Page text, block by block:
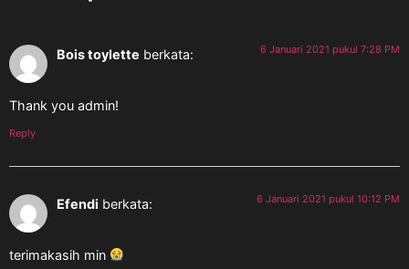
Bois toylette berkata: 6 Januari 2021 pukul 7:28 PM
Thank you admin!
Reply
Efendi berkata: 6 Januari 2021 pukul 10:12 PM
terimakasih min